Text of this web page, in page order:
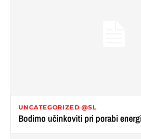
UNCATEGORIZED @SL
Bodimo učinkoviti pri porabi